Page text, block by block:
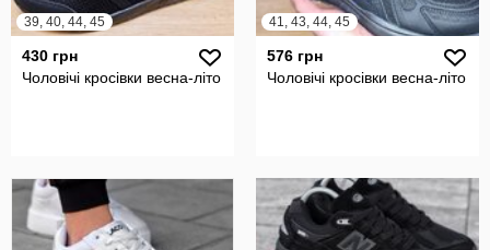
39, 40, 44, 45
430 грн
Чоловічі кросівки весна-літо
41, 43, 44, 45
576 грн
Чоловічі кросівки весна-літо